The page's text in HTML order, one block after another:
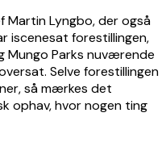
Martin Lyngbo, der også
iscenesat forestillingen,
Mungo Parks nuværende
Selve forestillingen
så mærkes det
ophav, hvor nogen ting